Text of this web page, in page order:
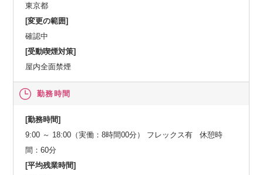
東京都
[変更の範囲]
確認中
[受動喫煙対策]
屋内全面禁煙
勤務時間
[勤務時間]
9:00 ～ 18:00（実働：8時間00分） フレックス有 休憩時
間：60分
[平均残業時間]